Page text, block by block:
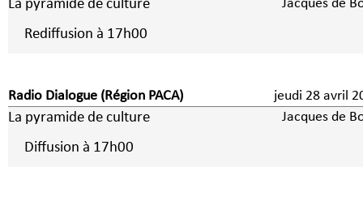
La pyramide de culture Jacques de
Rediffusion à 17h00
Radio Dialogue (Région PACA) jeudi 28 avril
La pyramide de culture Jacques de
Diffusion à 17h00